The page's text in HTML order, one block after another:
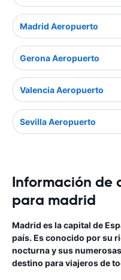
Madrid Aeropuerto
Gerona Aeropuerto
Valencia Aeropuerto
Sevilla Aeropuerto
Información de
para madrid
Madrid es la capital de
país. Es conocido por su
nocturna y sus
destino para viajeros de